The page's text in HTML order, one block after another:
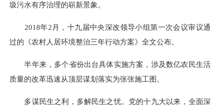
圾污水有序治理的崭新景象。
2018年2月，十九届中央深改领导小组第一次会议审议通
过的《农村人居环境整治三年行动方案》全文公布。
半年来，多个省份出台具体实施方案，涉及数亿农民生活
质量的改革迅速从顶层谋划落实为张张施工图。
多谋民生之利，多解民生之忧。党的十九大以来，全面深